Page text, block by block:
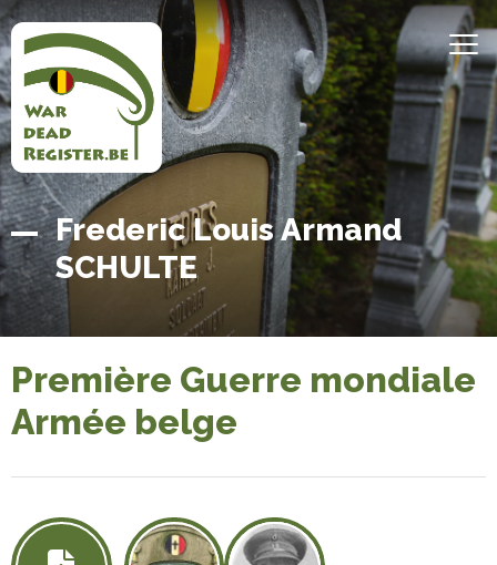
Aller
au
contenu
principal
Accueil
Belgian
War
Dead
Register
Frederic Louis Armand
SCHULTE
Première Guerre mondiale
Armée belge